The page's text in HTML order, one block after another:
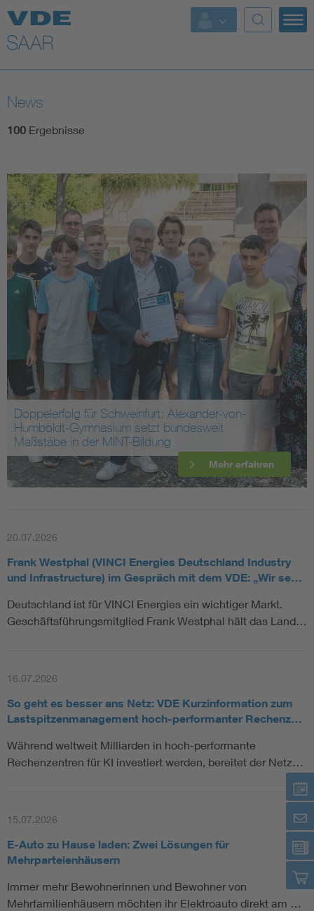
Top Themen
Fokusthemen
Health
Mobility
Standards
Weitere Themen
Assisted Living
Electromobility
Energy efficiency
Energy storage
News
100 Ergebnisse
Doppelerfolg für Schweinfurt: Alexander-von-
Humboldt-Gymnasium setzt bundesweit
Maßstäbe in der MINT-Bildung
Mehr erfahren
20.07.2026
Frank Westphal (VINCI Energies Deutschland Industry
und Infrastructure) im Gespräch mit dem VDE: „Wir se…
Deutschland ist für VINCI Energies ein wichtiger Markt.
Geschäftsführungsmitglied Frank Westphal hält das Land…
16.07.2026
So geht es besser ans Netz: VDE Kurzinformation zum
Lastspitzenmanagement hoch-performanter Rechenz…
Während weltweit Milliarden in hoch-performante
Rechenzentren für KI investiert werden, bereitet der Netz…
15.07.2026
E-Auto zu Hause laden: Zwei Lösungen für
Mehrparteienhäusern
Immer mehr Bewohnerinnen und Bewohner von
Mehrfamilienhäusern möchten ihr Elektroauto direkt am …